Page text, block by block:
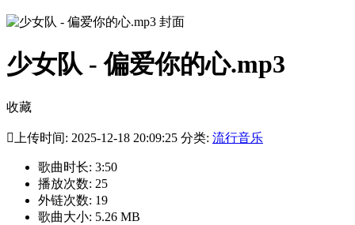
少女队 - 偏爱你的心.mp3
收藏
 上传时间: 2025-12-18 20:09:25 分类: 流行音乐
歌曲时长: 3:50
播放次数: 25
外链次数: 19
歌曲大小: 5.26 MB